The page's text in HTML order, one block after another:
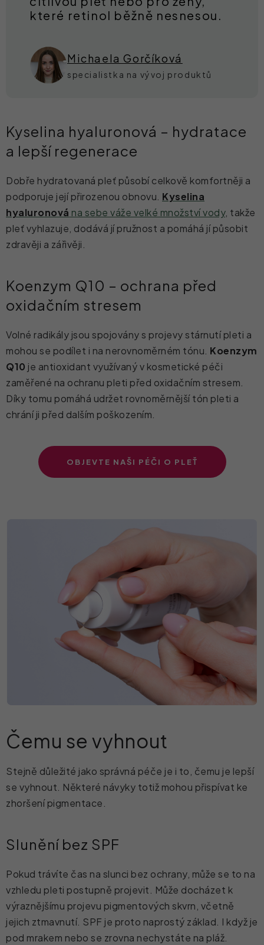
které retinol běžně nesnesou.
Michaela Gorčíková
specialistka na vývoj produktů
Kyselina hyaluronová – hydratace
a lepší regenerace
Dobře hydratovaná pleť působí celkově komfortněji a
podporuje její přirozenou obnovu. Kyselina
hyaluronová na sebe váže velké množství vody, takže
pleť vyhlazuje, dodává jí pružnost a pomáhá jí působit
zdravěji a zářivěji.
Koenzym Q10 – ochrana před
oxidačním stresem
Volné radikály jsou spojovány s projevy stárnutí pleti a
mohou se podílet i na nerovnoměrném tónu. Koenzym
Q10 je antioxidant využívaný v kosmetické péči
zaměřené na ochranu pleti před oxidačním stresem.
Díky tomu pomáhá udržet rovnoměrnější tón pleti a
chrání ji před dalším poškozením.
OBJEVTE NAŠI PÉČI O PLEŤ
Čemu se vyhnout
Stejně důležité jako správná péče je i to, čemu je lepší
se vyhnout. Některé návyky totiž mohou přispívat ke
zhoršení pigmentace.
Slunění bez SPF
Pokud trávíte čas na slunci bez ochrany, může se to na
vzhledu pleti postupně projevit. Může docházet k
výraznějšímu projevu pigmentových skvrn, včetně
jejich ztmavnutí. SPF je proto naprostý základ. I když je
pod mrakem nebo se zrovna nechystáte na pláž.